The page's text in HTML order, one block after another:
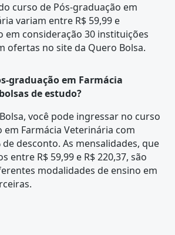
curso de Pós-graduação em
variam entre R$ 59,99 e
em consideração 30 instituições
ofertas no site da Quero Bolsa.
graduação em Farmácia
de estudo?
você pode ingressar no curso
em Farmácia Veterinária com
de desconto. As mensalidades, que
entre R$ 59,99 e R$ 220,37, são
modalidades de ensino em